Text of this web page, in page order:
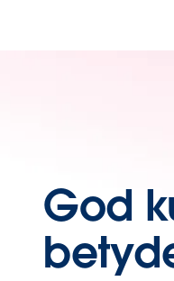
God